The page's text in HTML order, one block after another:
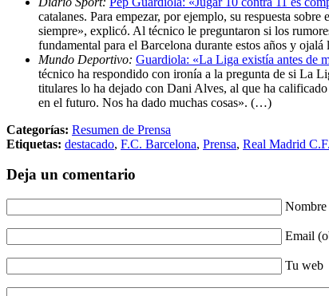
catalanes. Para empezar, por ejemplo, su respuesta
siempre», explicó. Al técnico le preguntaron si los
fundamental para el Barcelona durante estos años y
Mundo Deportivo: Guardiola: «La Liga existía antes de
técnico ha respondido con ironía a la pregunta de si La
titulares lo ha dejado con Dani Alves, al que ha
en el futuro. Nos ha dado muchas cosas». (…)
Categorías: Resumen de Prensa
Etiquetas: destacado, F.C. Barcelona, Prensa, Real Madrid C.F.
Deja un comentario
Email
Tu web